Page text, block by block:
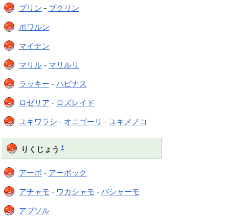
プリン - プクリン
ポワルン
マイナン
マリル- マリルリ
ラッキー - ハピナス
ロゼリア - ロズレイド
ユキワラシ - オニゴーリ - ユキメノコ
りくじょう †
アーボ - アーボック
アチャモ - ワカシャモ - バシャーモ
アブソル